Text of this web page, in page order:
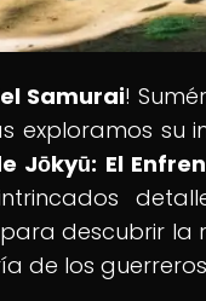
Samurai!
exploramos su
Jōkyū: El
descubrir la
de los